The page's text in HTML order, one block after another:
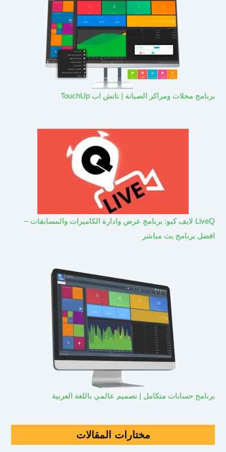
برنامج محلات ومراكز الصيانة | تاتش اب TouchUp
LiveQ لايف كيو: برنامج عرض وادارة الكاميرات والمسابقات –
افضل برنامج بث مباشر
برنامج حسابات متكامل | تصميم عالمي باللغة العربية
مختارات المقالات